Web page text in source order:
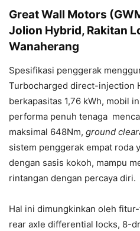
Great Wall Motors
Jolion Hybrid, Rakitan
Wanaherang
Spesifikasi penggerak
Turbocharged direct-injection
berkapasitas 1,76 kWh, mobil
performa penuh tenaga
maksimal 648Nm, ground
sistem penggerak empat roda
dengan sasis kokoh, mampu
rintangan dengan percaya diri.
Hal ini dimungkinkan oleh
rear axle differential locks, 8-